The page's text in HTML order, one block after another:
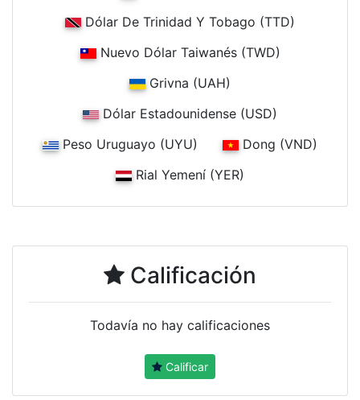
Dólar De Trinidad Y Tobago (TTD)
Nuevo Dólar Taiwanés (TWD)
Grivna (UAH)
Dólar Estadounidense (USD)
Peso Uruguayo (UYU)
Dong (VND)
Rial Yemení (YER)
Calificación
Todavía no hay calificaciones
Calificar